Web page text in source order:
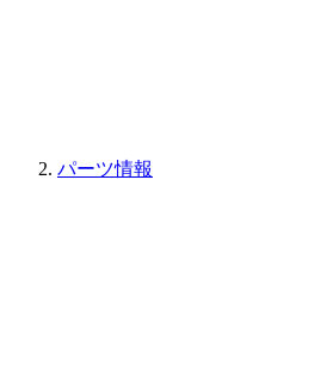
パーツ情報